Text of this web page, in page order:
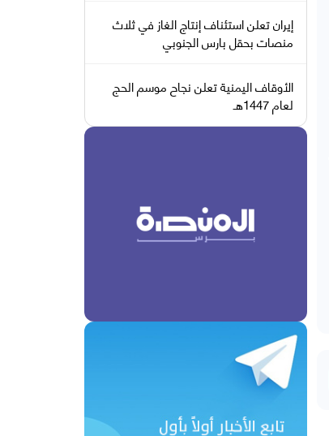
إيران تعلن استئناف إنتاج الغاز في ثلاث
منصات بحقل بارس الجنوبي
الأوقاف اليمنية تعلن نجاح موسم الحج
لعام 1447هـ